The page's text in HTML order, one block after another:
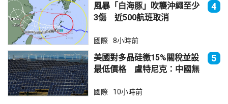
風暴「白海豚」吹襲沖繩至少
3傷 近500航班取消
4
國際 8小時前
美國對多晶硅徵15%關稅並設
最低價格 盧特尼克：中國無
5
國際 10小時前